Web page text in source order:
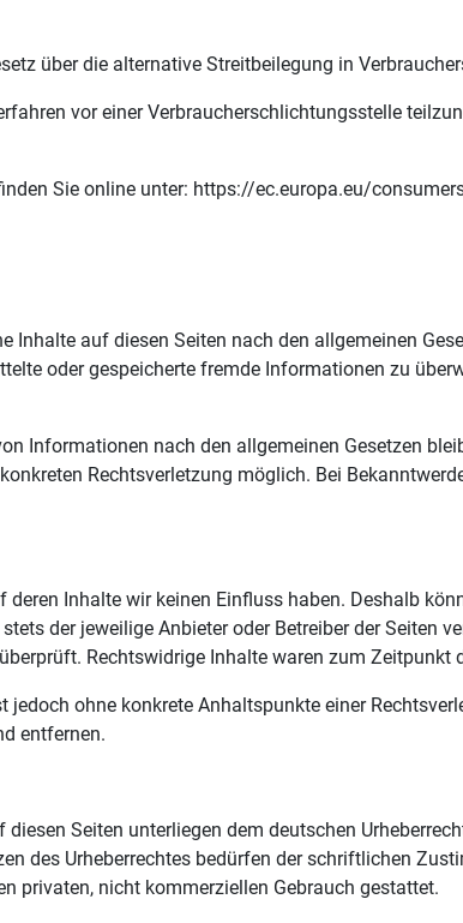
über die alternative Streitbeilegung in
vor einer Verbraucherschlichtungsstelle
Sie online unter: https://ec.europa.eu/
Inhalte auf diesen Seiten nach den allgemeinen
oder gespeicherte fremde Informationen zu
Informationen nach den allgemeinen Gesetzen
Rechtsverletzung möglich. Bei
Inhalte wir keinen Einfluss haben. Deshalb
der jeweilige Anbieter oder Betreiber der Seiten
Rechtswidrige Inhalte waren zum Zeitpunkt
ohne konkrete Anhaltspunkte einer
entfernen.
Seiten unterliegen dem deutschen
des Urheberrechtes bedürfen der schriftlichen
privaten, nicht kommerziellen Gebrauch gestattet.